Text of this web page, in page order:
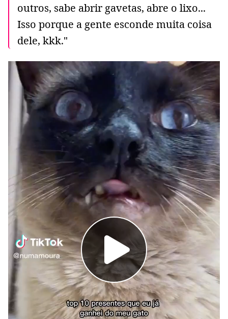
outros, sabe abrir gavetas, abre o lixo...
Isso porque a gente esconde muita coisa
dele, kkk."